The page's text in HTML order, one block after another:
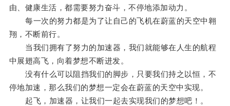
由、健康生活，都需要努力奋斗，不停地添加动力。
每一次的努力都是为了让自己的飞机在蔚蓝的天空中翱
翔，不断前行。
当我们拥有了努力的加速器，我们就能够在人生的航程
中展翅高飞，向着梦想不断进发。
没有什么可以阻挡我们的脚步，只要我们持之以恒，不
停地加速，那么我们的梦想一定会在蔚蓝的天空中实现。
起飞，加速器，让我们一起去实现我们的梦想吧！。